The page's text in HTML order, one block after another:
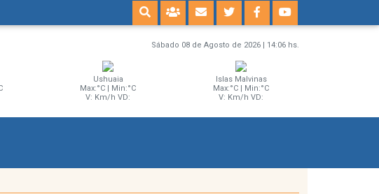
Sábado 08 de Agosto de 2026 | 14:06 hs.
Ushuaia
Max:°C | Min:°C
V: Km/h VD:
Islas Malvinas
Max:°C | Min:°C
V: Km/h VD: